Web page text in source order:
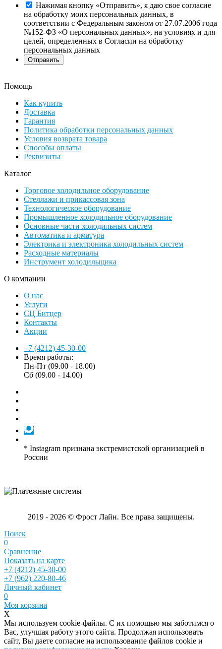
Нажимая кнопку «Отправить», я даю свое согласие
на обработку моих персональных данных, в
соответствии с Федеральным законом от 27.07.2006 года
№152-ФЗ «О персональных данных», на условиях и для
целей, определенных в Согласии на обработку
персональных данных
Помощь
Как купить
Доставка
Гарантия
Политика обработки персональных данных
Условия возврата товара
Способы оплаты
Реквизиты
Каталог
Торговое холодильное оборудование
Стеллажи и прикассовая зона
Технологическое оборудование
Промышленное холодильное оборудование
Основные части холодильных систем
Автоматика и арматура
Электрика и электроника холодильных систем
Расходные материалы
Инструмент холодильщика
О компании
О нас
Услуги
СЦ Битцер
Контакты
Акции
+7 (4212) 45-30-00
Время работы:
Пн-Пт (09.00 - 18.00)
Сб (09.00 - 14.00)
* Instagram признана экстремистской организацией в
России
2019 - 2026 © Фрост Лайн. Все права защищены.
Поиск
0
Сравнение
Показать на карте
+7 (4212) 45-30-00
+7 (962) 220-80-46
Личный кабинет
0
Моя корзина
X
Мы используем cookie-файлы. С их помощью мы заботимся о
Вас, улучшая работу этого сайта. Продолжая использовать
сайт, Вы даете согласие на использование файлов cookie и